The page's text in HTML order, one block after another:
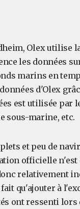
Olex utilise
les données
marins en
d'Olex
est utilisée par
sous-marine, etc.
et peu de
officielle n'est
relativement
qu'ajouter à
ont ressenti lors